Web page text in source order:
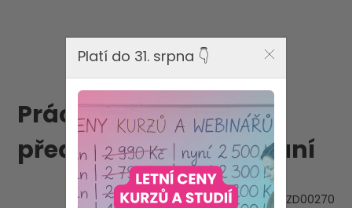
Práce s portfoliem v
předškolním vzdělávání
VZD00270
Platí do 31. srpna 👇